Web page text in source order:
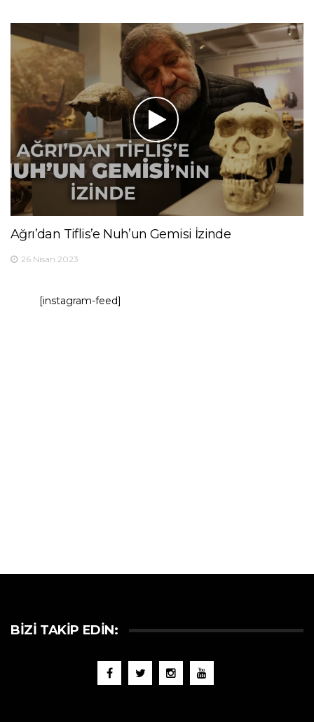
Ağrı’dan Tiflis’e Nuh’un Gemisi İzinde
26 Nisan 2023
[instagram-feed]
BIZI TAKIP EDIN: